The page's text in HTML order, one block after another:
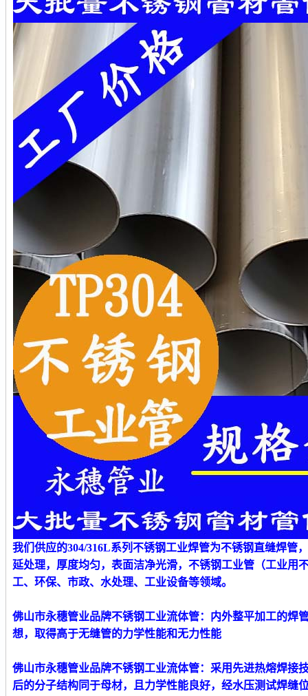
我们供应的304/316L系列不锈钢工业焊管为不锈钢直缝焊管
延处理，厚度均匀，表面洁净光滑，不锈钢工业管（工业用
工、环保、市政、水处理、工业设备等领域。
佛山市永穗管业品牌不锈钢工业流体管：内外整平加工的焊
想，取得高于无缝管的力学性能和无力性能
佛山市永穗管业品牌不锈钢工业流体管：采用先进热熔焊接
后的分子结构同于母材，且力学性能良好，经水压测试焊缝